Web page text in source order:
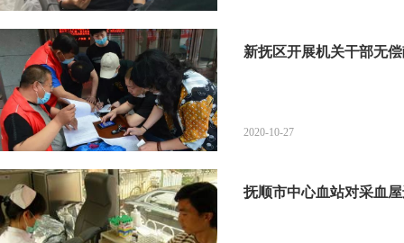
新抚区开展机关干部无
2020-10-27
抚顺市中心血站对采血